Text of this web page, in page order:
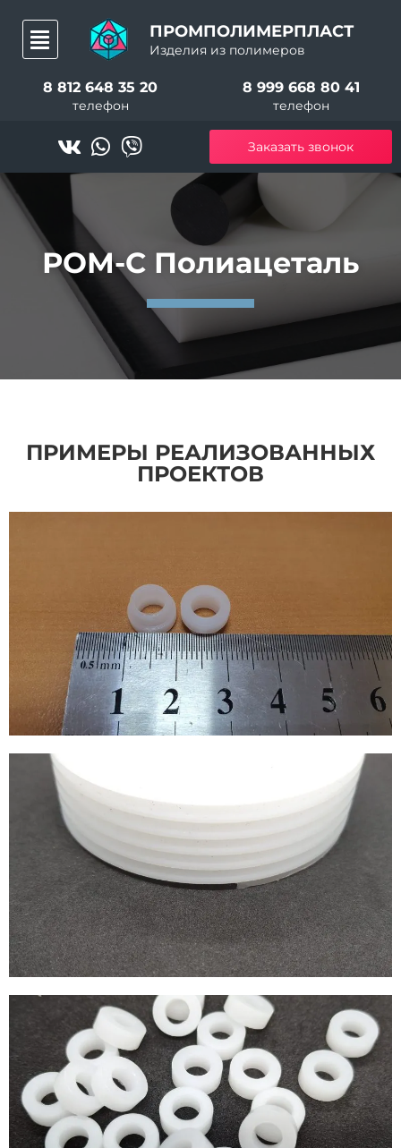
ПРОМПОЛИМЕРПЛАСТ
Изделия из полимеров
8 812 648 35 20
телефон
8 999 668 80 41
телефон
Заказать звонок
РОМ-С Полиацеталь
ПРИМЕРЫ РЕАЛИЗОВАННЫХ
ПРОЕКТОВ